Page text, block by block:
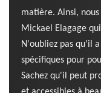
matière. Ainsi,
Mickael Elagage
N'oubliez pas qu'il
spécifiques pour
Sachez qu'il peut